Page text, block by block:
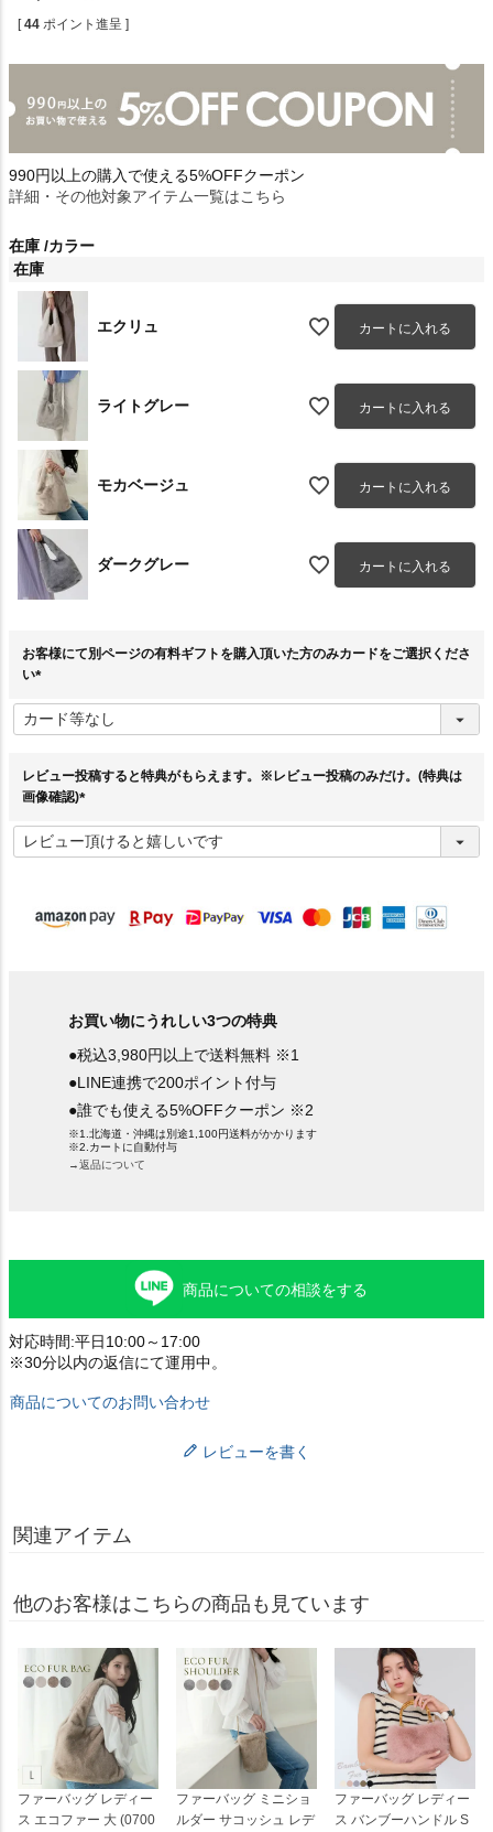
[ 44 ポイント進呈 ]
990円以上の購入で使える5%OFFクーポン
詳細・その他対象アイテム一覧はこちら
在庫 カラー
在庫
エクリュ カートに入れる
ライトグレー カートに入れる
モカベージュ カートに入れる
ダークグレー カートに入れる
お客様にて別ページの有料ギフトを購入頂いた方のみカードをご選択くださ
い
必
須
レビュー投稿すると特典がもらえます。※レビュー投稿のみだけ。(特典は
画像確認)
必
須
お買い物にうれしい3つの特典
●税込3,980円以上で送料無料 ※1
●LINE連携で200ポイント付与
●誰でも使える5%OFFクーポン ※2
※1.北海道・沖縄は別途1,100円送料がかかります
※2.カートに自動付与
→返品について
商品についての相談をする
対応時間:平日10:00～17:00
※30分以内の返信にて運用中。
商品についてのお問い合わせ
レビューを書く
関連アイテム
他のお客様はこちらの商品も見ています
ファーバッグ レディー
ス エコファー 大 (0700
ファーバッグ ミニショ
ルダー サコッシュ レデ
ファーバッグ レディー
ス バンブーハンドル S